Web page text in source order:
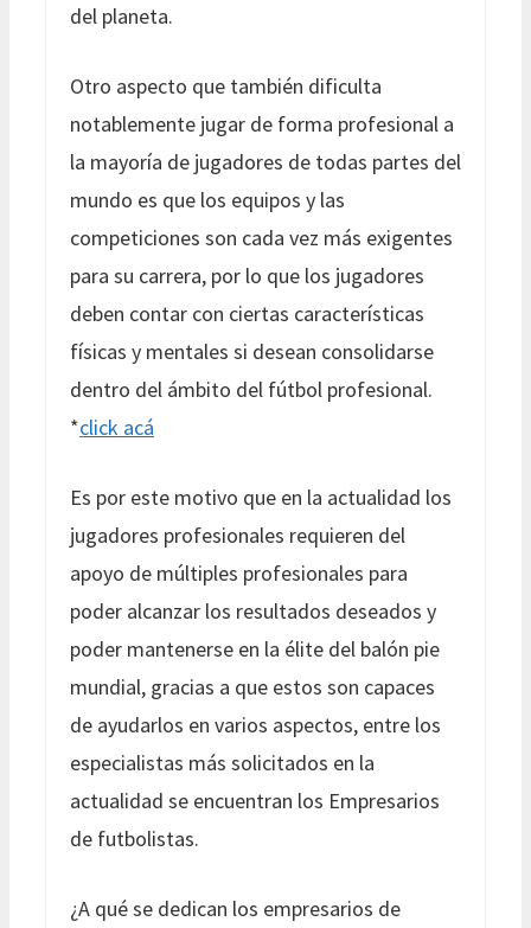
del planeta.
Otro aspecto que también dificulta
notablemente jugar de forma profesional a
la mayoría de jugadores de todas partes del
mundo es que los equipos y las
competiciones son cada vez más exigentes
para su carrera, por lo que los jugadores
deben contar con ciertas características
físicas y mentales si desean consolidarse
dentro del ámbito del fútbol profesional.
*click acá
Es por este motivo que en la actualidad los
jugadores profesionales requieren del
apoyo de múltiples profesionales para
poder alcanzar los resultados deseados y
poder mantenerse en la élite del balón pie
mundial, gracias a que estos son capaces
de ayudarlos en varios aspectos, entre los
especialistas más solicitados en la
actualidad se encuentran los Empresarios
de futbolistas.
¿A qué se dedican los empresarios de